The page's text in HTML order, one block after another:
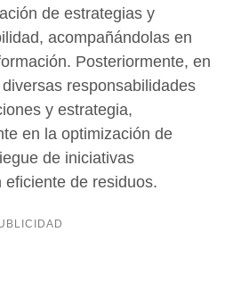
de estrategias y
acompañándolas en
Posteriormente, en
responsabilidades
y estrategia,
en la optimización de
de iniciativas
de residuos.